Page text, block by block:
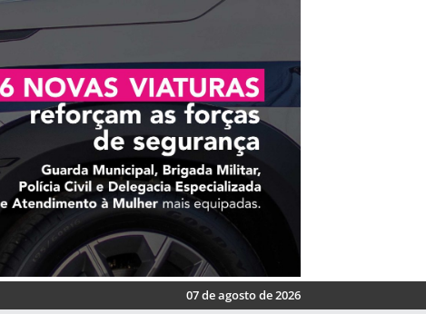
07 de agosto de 2026